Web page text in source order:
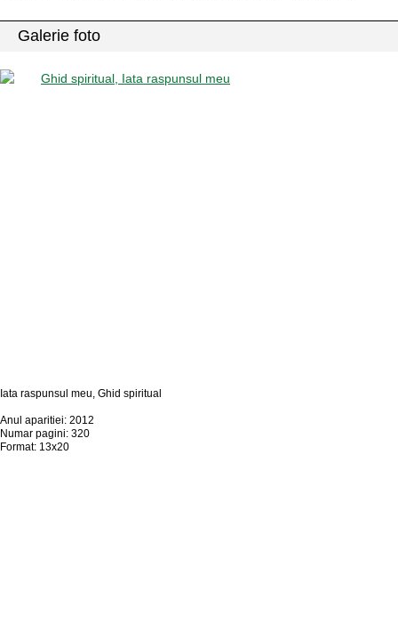
Galerie foto
Iata raspunsul meu, Ghid spiritual
Anul aparitiei: 2012
Numar pagini: 320
Format: 13x20